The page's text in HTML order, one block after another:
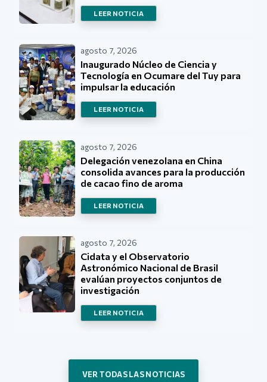
LEER NOTICIA
agosto 7, 2026
Inaugurado Núcleo de Ciencia y
Tecnología en Ocumare del Tuy para
impulsar la educación
LEER NOTICIA
agosto 7, 2026
Delegación venezolana en China
consolida avances para la producción
de cacao fino de aroma
LEER NOTICIA
agosto 7, 2026
Cidata y el Observatorio
Astronómico Nacional de Brasil
evalúan proyectos conjuntos de
investigación
LEER NOTICIA
VER TODAS LAS NOTICIAS